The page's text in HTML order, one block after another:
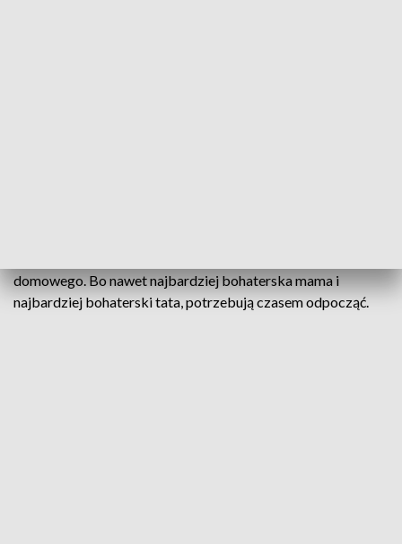
domowego. Bo nawet najbardziej bohaterska mama i
najbardziej bohaterski tata, potrzebują czasem odpocząć.